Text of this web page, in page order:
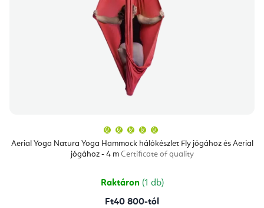
Aerial Yoga Natura Yoga Hammock hálókészlet Fly jógához és Aerial
jógához - 4 m Certificate of quality
átlagos
értékelése
5-
csillag.
Raktáron (1 db)
Ft40 800-tól